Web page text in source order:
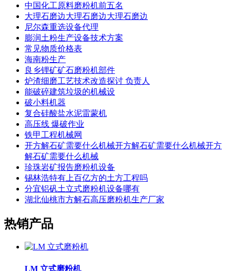
中国化工原料磨粉机前五名
大理石磨边大理石磨边大理石磨边
尼尔森重选设备代理
膨润土粉生产设备技术方案
常见物质价格表
海南粉生产
良乡锂矿矿石磨粉机部件
炉渣细磨工艺技术改造探讨 负责人
能破碎建筑垃圾的机械设
破小料机器
复合硅酸盐水泥雷蒙机
高压线 爆破作业
铁甲工程机械网
开方解石矿需要什么机械开方解石矿需要什么机械开方
解石矿需要什么机械
珍珠岩矿报告磨粉机设备
锡林浩特有上百亿方的土方工程吗
分宜铝矾土立式磨粉机设备哪有
湖北仙桃市方解石高压磨粉机生产厂家
热销产品
LM 立式磨粉机